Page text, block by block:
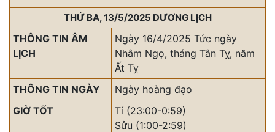
THỨ BA, 13/5/2025 DƯƠNG LỊCH
THÔNG TIN ÂM
LỊCH
Ngày 16/4/2025 Tức ngày
Nhâm Ngọ, tháng Tân Tỵ, năm
Ất Tỵ
THÔNG TIN NGÀY
Ngày hoàng đạo
GIỜ TỐT
Tí (23:00-0:59)
Sửu (1:00-2:59)